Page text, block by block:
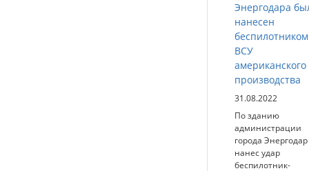
Энергодара
нанесен
беспилотником
ВСУ
американского
производства
31.08.2022
По зданию
администрации
города Энергодар
нанес удар
беспилотник-